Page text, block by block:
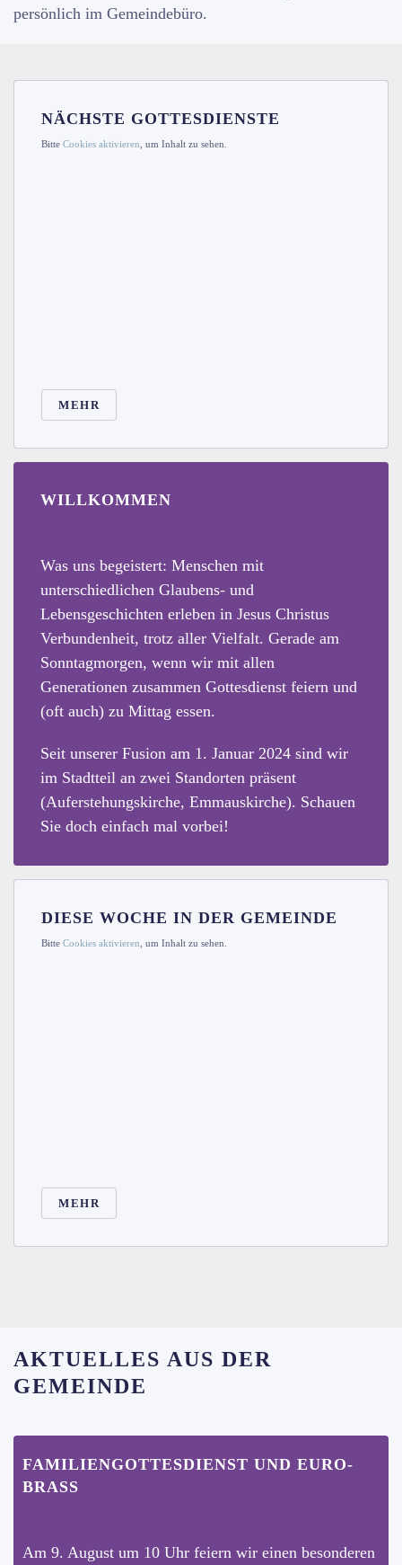
persönlich im Gemeindebüro.
NÄCHSTE GOTTESDIENSTE
Bitte Cookies aktivieren, um Inhalt zu sehen.
MEHR
WILLKOMMEN
Was uns begeistert: Menschen mit
unterschiedlichen Glaubens- und
Lebensgeschichten erleben in Jesus Christus
Verbundenheit, trotz aller Vielfalt. Gerade am
Sonntagmorgen, wenn wir mit allen
Generationen zusammen Gottesdienst feiern und
(oft auch) zu Mittag essen.
Seit unserer Fusion am 1. Januar 2024 sind wir
im Stadtteil an zwei Standorten präsent
(Auferstehungskirche, Emmauskirche). Schauen
Sie doch einfach mal vorbei!
DIESE WOCHE IN DER GEMEINDE
Bitte Cookies aktivieren , um Inhalt zu sehen.
MEHR
AKTUELLES AUS DER
GEMEINDE
FAMILIENGOTTESDIENST UND EURO-
BRASS
Am 9. August um 10 Uhr feiern wir einen besonderen